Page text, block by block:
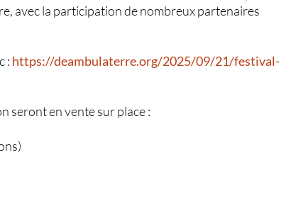
avec la participation de nombreux partenaires
: https://deambulaterre.org/2025/09/21/festival-
seront en vente sur place :